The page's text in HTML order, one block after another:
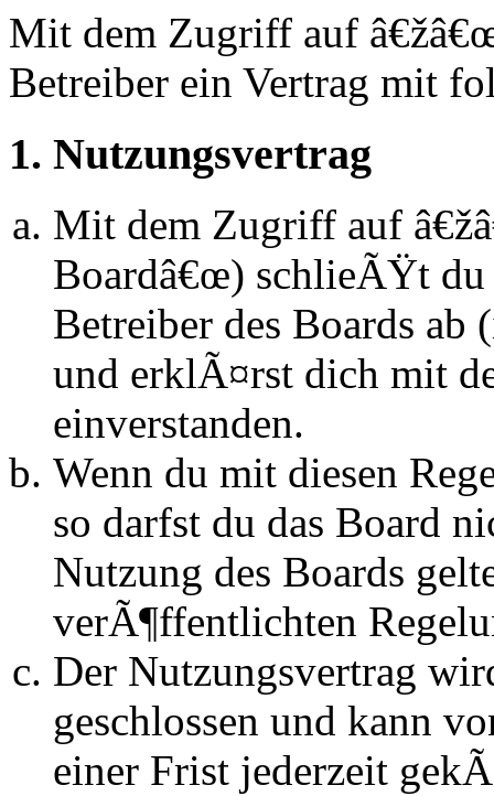
Mit dem Zugriff auf
Betreiber ein Vertrag mit
1. Nutzungsvertrag
Mit dem Zugriff auf
Boardâ€œ) schlieÃŸt du
Betreiber des Boards
und erklÃ¤rst dich mit
einverstanden.
Wenn du mit diesen
so darfst du das Board
Nutzung des Boards
verÃ¶ffentlichten
Der Nutzungsvertrag
geschlossen und kann
einer Frist jederzeit